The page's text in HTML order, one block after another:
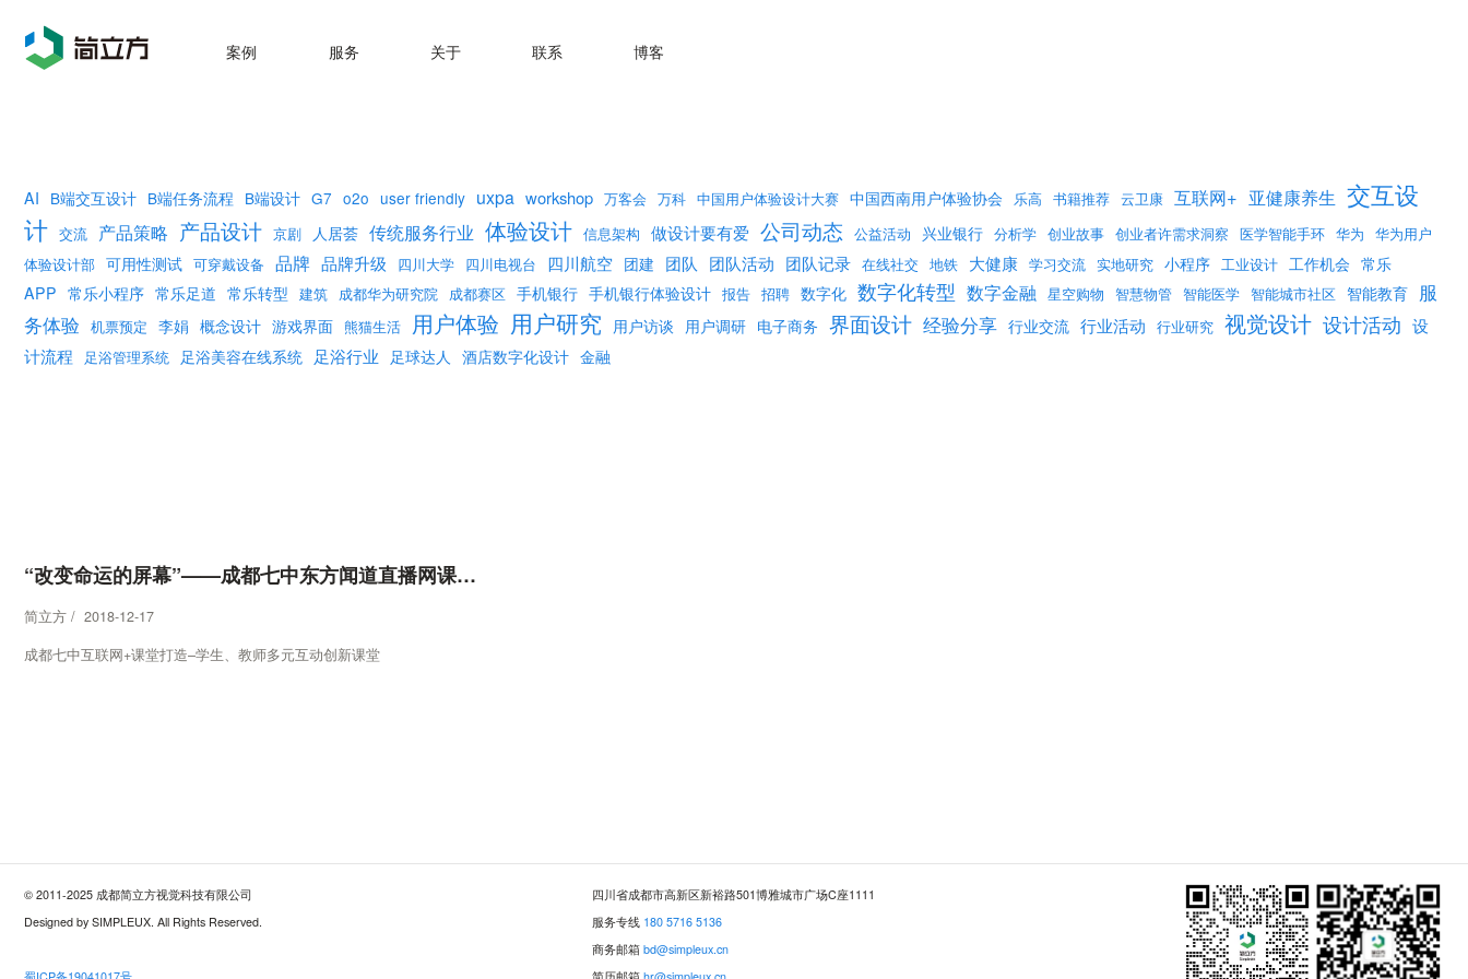
案例 服务 关于 联系 博客
AI B端交互设计 B端任务流程 B端设计 G7 o2o user friendly uxpa workshop 万客会 万科 中国用户体验设计大赛 中国西南用户体验协会 乐高 书籍推荐 云卫康 互联网+ 亚健康养生 交互设
计 交流 产品策略 产品设计 京剧 人居荟 传统服务行业 体验设计 信息架构 做设计要有爱 公司动态 公益活动 兴业银行 分析学 创业故事 创业者许需求洞察 医学智能手环 华为
华为用户
体验设计部 可用性测试 可穿戴设备 品牌 品牌升级 四川大学 四川电视台 四川航空 团建 团队 团队活动 团队记录 在线社交 地铁 大健康 学习交流 实地研究 小程序 工业设计 工作机会 常乐
APP 常乐小程序 常乐足道 常乐转型 建筑 成都华为研究院 成都赛区 手机银行 手机银行体验设计 报告 招聘 数字化 数字化转型 数字金融 星空购物 智慧物管 智能医学 智能城市社区 智能教育 服
务体验
机票预定 李娟 概念设计 游戏界面 熊猫生活 用户体验 用户研究 用户访谈 用户调研 电子商务 界面设计 经验分享 行业交流 行业活动 行业研究 视觉设计 设计活动 设
计流程
足浴管理系统 足浴美容在线系统 足浴行业 足球达人 酒店数字化设计 金融
“改变命运的屏幕”——成都七中东方闻道直播网课平台
简立方 / 2018-12-17
成都七中互联网+课堂打造–学生、教师多元互动创新课堂
© 2011-2025 成都简立方视觉科技有限公司
Designed by SIMPLEUX. All Rights Reserved.
四川省成都市高新区新裕路501博雅城市广场C座1111
服务专线 180 5716 5136
商务邮箱 bd@simpleux.cn